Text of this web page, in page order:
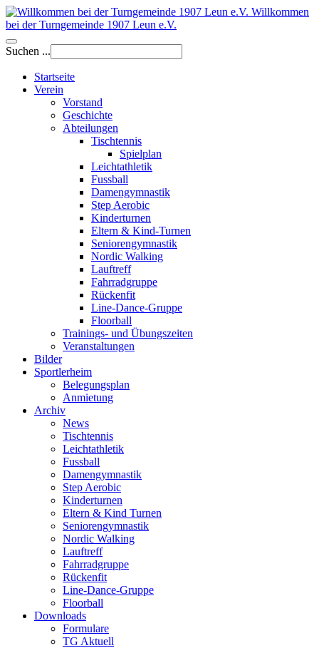
Willkommen
bei der Turngemeinde 1907 Leun e.V.
Suchen ...
Startseite
Verein
Vorstand
Geschichte
Abteilungen
Tischtennis
Spielplan
Leichtathletik
Fussball
Damengymnastik
Step Aerobic
Kinderturnen
Eltern & Kind-Turnen
Seniorengymnastik
Nordic Walking
Lauftreff
Fahrradgruppe
Rückenfit
Line-Dance-Gruppe
Floorball
Trainings- und Übungszeiten
Veranstaltungen
Bilder
Sportlerheim
Belegungsplan
Anmietung
Archiv
News
Tischtennis
Leichtathletik
Fussball
Damengymnastik
Step Aerobic
Kinderturnen
Eltern & Kind Turnen
Seniorengymnastik
Nordic Walking
Lauftreff
Fahrradgruppe
Rückenfit
Line-Dance-Gruppe
Floorball
Downloads
Formulare
TG Aktuell